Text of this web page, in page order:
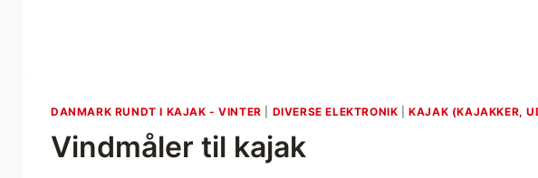
DANMARK RUNDT I KAJAK - VINTER DIVERSE ELEKTRONIK |KAJAK (KAJAKKER,
Vindmåler til kajak